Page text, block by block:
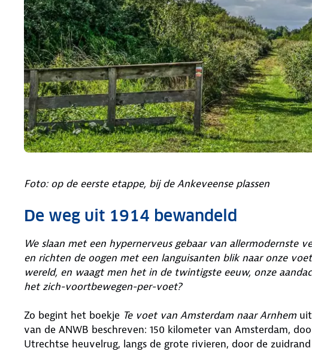
Foto: op de eerste etappe, bij de Ankeveense plassen
De weg uit 1914 bewandeld
We slaan met een hypernerveus gebaar van allermodernste
en richten de oogen met een languisanten blik naar onze
wereld, en waagt men het in de twintigste eeuw, onze
het zich-voortbewegen-per-voet?
Zo begint het boekje Te voet van Amsterdam naar Arnhem
van de ANWB beschreven: 150 kilometer van Amsterdam,
Utrechtse heuvelrug, langs de grote rivieren, door de